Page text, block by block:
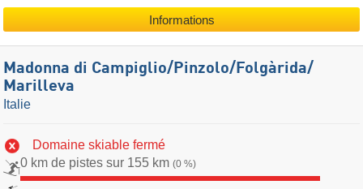
Informations
Madonna di Campiglio/​Pinzolo/​Folgàrida/​
Marilleva
Italie
Domaine skiable fermé
0 km de pistes sur 155 km (0 %)